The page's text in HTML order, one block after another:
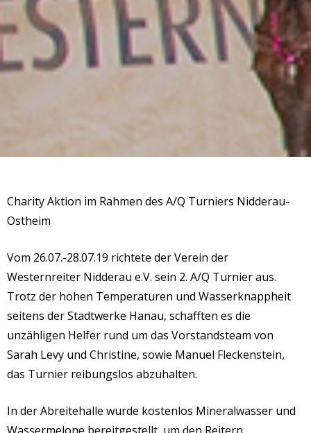
Charity Aktion im Rahmen des A/Q Turniers Nidderau-
Ostheim
Vom 26.07.-28.07.19 richtete der Verein der
Westernreiter Nidderau e.V. sein 2. A/Q Turnier aus.
Trotz der hohen Temperaturen und Wasserknappheit
seitens der Stadtwerke Hanau, schafften es die
unzähligen Helfer rund um das Vorstandsteam von
Sarah Levy und Christine, sowie Manuel Fleckenstein,
das Turnier reibungslos abzuhalten.
In der Abreitehalle wurde kostenlos Mineralwasser und